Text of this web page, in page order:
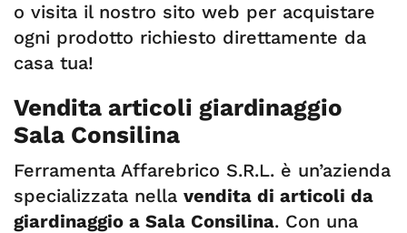
o visita il nostro sito web per acquistare
ogni prodotto richiesto direttamente da
casa tua!
Vendita articoli giardinaggio
Sala Consilina
Ferramenta Affarebrico S.R.L. è un’azienda
specializzata nella vendita di articoli da
giardinaggio a Sala Consilina. Con una